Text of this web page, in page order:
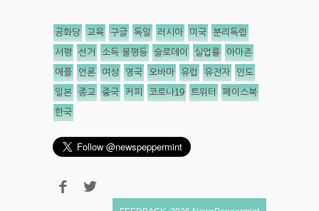
공화당 교육 구글 독일 러시아 미국 분리독립
서평 선거 소득 불평등 슬로데이 실업률 아마존
애플 언론 여성 영국 오바마 유럽 유전자 인도
일본 종교 중국 커피 코로나19 트위터 페이스북
한국